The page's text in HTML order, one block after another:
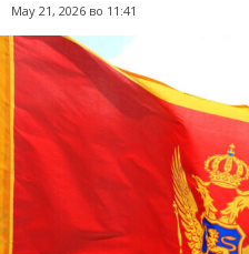
May 21, 2026 во 11:41